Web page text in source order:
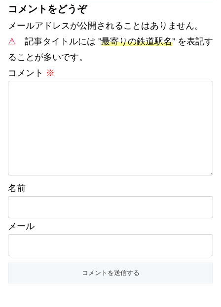
コメントをどうぞ
メールアドレスが公開されることはありません。
⚠ 記事タイトルには ”最寄りの鉄道駅名” を表記す
ることが多いです。
コメント ※
名前
メール